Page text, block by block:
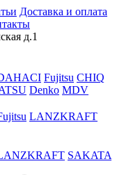
Доставка и оплата
д.1
Fujitsu CHIQ
Denko MDV
LANZKRAFT
SAKATA